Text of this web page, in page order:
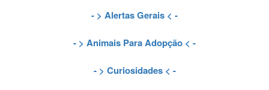
- > Alertas Gerais < -
- > Animais Para Adopção < -
- > Curiosidades< -